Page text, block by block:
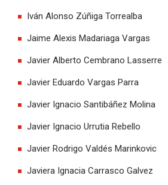
Iván Alonso Zúñiga Torrealba
Jaime Alexis Madariaga Vargas
Javier Alberto Cembrano Lasserre
Javier Eduardo Vargas Parra
Javier Ignacio Santibáñez Molina
Javier Ignacio Urrutia Rebello
Javier Rodrigo Valdés Marinkovic
Javiera Ignacia Carrasco Galvez